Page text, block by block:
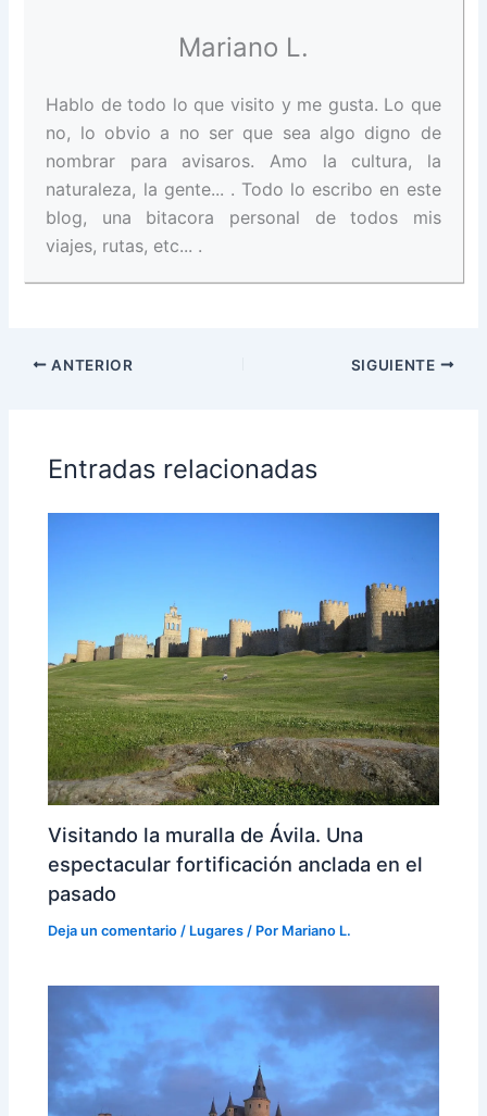
Mariano L.
Hablo de todo lo que visito y me gusta. Lo que
no, lo obvio a no ser que sea algo digno de
nombrar para avisaros. Amo la cultura, la
naturaleza, la gente... . Todo lo escribo en este
blog, una bitacora personal de todos mis
viajes, rutas, etc... .
ANTERIOR SIGUIENTE
Entradas relacionadas
Visitando la muralla de Ávila. Una
espectacular fortificación anclada en el
pasado
Deja un comentario / Lugares / Por Mariano L.